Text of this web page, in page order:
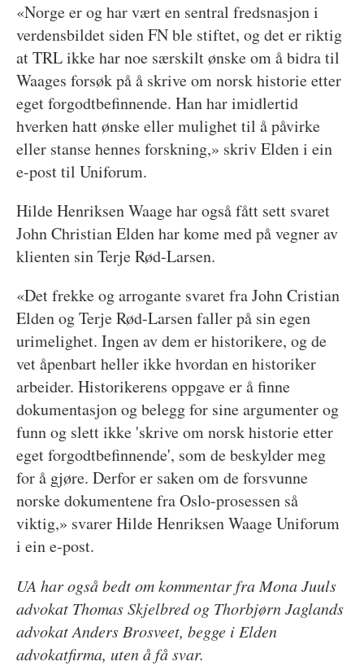
«Norge er og har vært en sentral fredsnasjon i
verdensbildet siden FN ble stiftet, og det er riktig
at TRL ikke har noe særskilt ønske om å bidra til
Waages forsøk på å skrive om norsk historie etter
eget forgodtbefinnende. Han har imidlertid
hverken hatt ønske eller mulighet til å påvirke
eller stanse hennes forskning,» skriv Elden i ein
e-post til Uniforum.
Hilde Henriksen Waage har også fått sett svaret
John Christian Elden har kome med på vegner av
klienten sin Terje Rød-Larsen.
«Det frekke og arrogante svaret fra John Cristian
Elden og Terje Rød-Larsen faller på sin egen
urimelighet. Ingen av dem er historikere, og de
vet åpenbart heller ikke hvordan en historiker
arbeider. Historikerens oppgave er å finne
dokumentasjon og belegg for sine argumenter og
funn og slett ikke 'skrive om norsk historie etter
eget forgodtbefinnende', som de beskylder meg
for å gjøre. Derfor er saken om de forsvunne
norske dokumentene fra Oslo-prosessen så
viktig,» svarer Hilde Henriksen Waage Uniforum
i ein e-post.
UA har også bedt om kommentar fra Mona Juuls
advokat Thomas Skjelbred og Thorbjørn Jaglands
advokat Anders Brosveet, begge i Elden
advokatfirma, uten å få svar.